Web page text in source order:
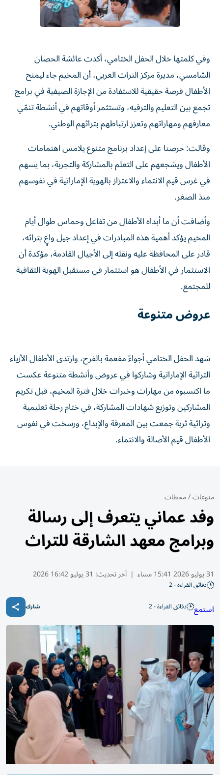
وفي كلمتها خلال الحفل الختامي، أكدت عائشة الحصان
الشامسي، مديرة مركز التراث العربي، أن المخيم جاء ليمنح
الأطفال فرصة حقيقية للاستفادة من الإجازة الصيفية في برامج
تجمع بين التعليم والترفيه، وتستثمر أوقاتهم في أنشطة تنمّي
معارفهم ومهاراتهم وتعزز ارتباطهم بتراثهم الوطني.
وقالت: حرصنا على إعداد برنامج متنوع يلامس اهتمامات
الأطفال ويشجعهم على التعلم بالمشاركة والتجربة، بما يسهم
في غرس قيم الانتماء والاعتزاز بالهوية الإماراتية في نفوسهم
منذ الصغر.
وأضافت أن ما أبداه الأطفال من تفاعل وحماس طوال أيام
المخيم يؤكد أهمية هذه المبادرات في إعداد جيل واعٍ بتراثه،
قادر على المحافظة عليه ونقله إلى الأجيال القادمة، مؤكدة أن
الاستثمار في الأطفال هو استثمار في مستقبل الهوية الثقافية
للمجتمع.
عروض متنوعة
شهد الحفل الختامي أجواءً مفعمة بالفرح، وارتدى الأطفال الأزياء
التراثية الإماراتية وشاركوا في عروض وأنشطة متنوعة عكست
ما اكتسبوه من مهارات وخبرات خلال فترة المخيم، قبل تكريم
المشاركين وتوزيع شهادات المشاركة، في ختام رحلة تعليمية
وتراثية ثرية جمعت بين المعرفة والإبداع، ورسخت في نفوس
الأطفال قيم الأصالة والانتماء.
منوعات/محطات
وفد عماني يتعرف إلى رسالة
وبرامج معهد الشارقة للتراث
31 يوليو 2026 15:41 مساء | آخر تحديث: 31 يوليو 16:42 2026
دقائق القراءة - 2
استمع دقائق القراءة - 2 شارك